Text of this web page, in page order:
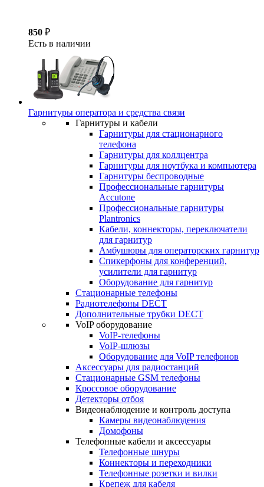
850 ₽
Есть в наличии
Гарнитуры оператора и средства связи
Гарнитуры и кабели
Гарнитуры для стационарного
телефона
Гарнитуры для коллцентра
Гарнитуры для ноутбука и компьютера
Гарнитуры беспроводные
Профессиональные гарнитуры
Accutone
Профессиональные гарнитуры
Plantronics
Кабели, коннекторы, переключатели
для гарнитур
Амбушюры для операторских гарнитур
Cпикерфоны для конференций,
усилители для гарнитур
Оборудование для гарнитур
Стационарные телефоны
Радиотелефоны DECT
Дополнительные трубки DECT
VoIP оборудование
VoIP-телефоны
VoIP-шлюзы
Оборудование для VoIP телефонов
Аксессуары для радиостанций
Стационарные GSM телефоны
Кроссовое оборудование
Детекторы отбоя
Видеонаблюдение и контроль доступа
Камеры видеонаблюдения
Домофоны
Телефонные кабели и аксессуары
Телефонные шнуры
Коннекторы и переходники
Телефонные розетки и вилки
Крепеж для кабеля